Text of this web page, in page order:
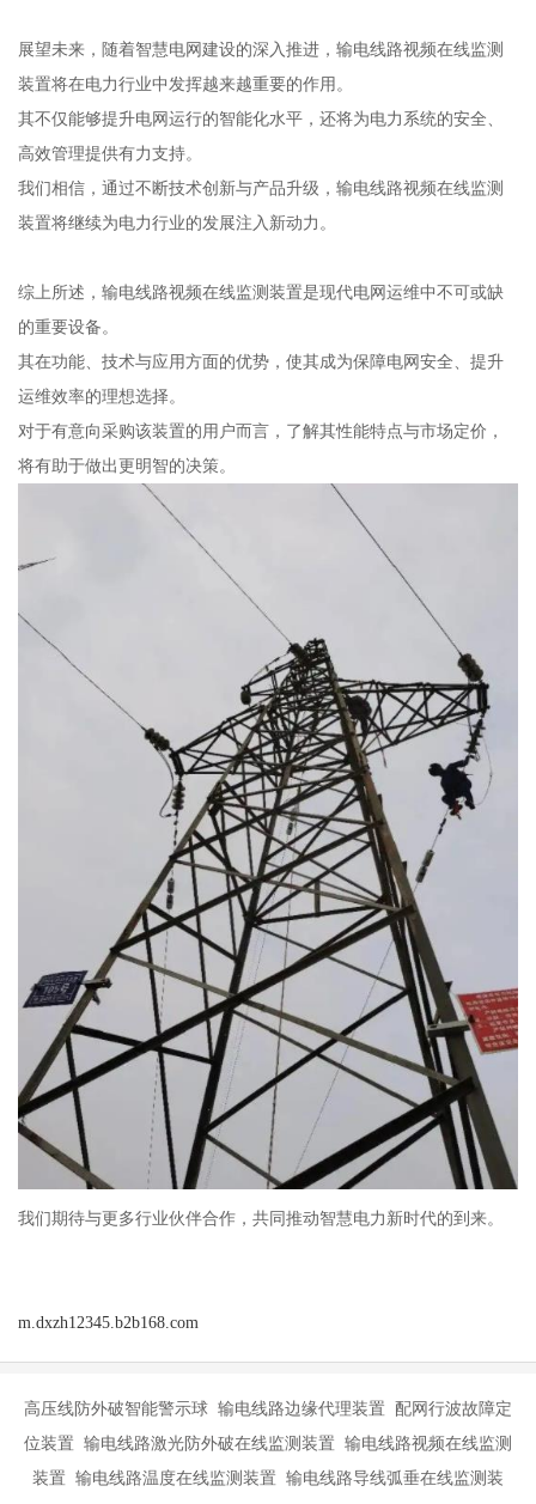
展望未来，随着智慧电网建设的深入推进，输电线路视频在线监测
装置将在电力行业中发挥越来越重要的作用。
其不仅能够提升电网运行的智能化水平，还将为电力系统的安全、
高效管理提供有力支持。
我们相信，通过不断技术创新与产品升级，输电线路视频在线监测
装置将继续为电力行业的发展注入新动力。
综上所述，输电线路视频在线监测装置是现代电网运维中不可或缺
的重要设备。
其在功能、技术与应用方面的优势，使其成为保障电网安全、提升
运维效率的理想选择。
对于有意向采购该装置的用户而言，了解其性能特点与市场定价，
将有助于做出更明智的决策。
我们期待与更多行业伙伴合作，共同推动智慧电力新时代的到来。
m.dxzh12345.b2b168.com
高压线防外破智能警示球 输电线路边缘代理装置 配网行波故障定
位装置 输电线路激光防外破在线监测装置 输电线路视频在线监测
装置 输电线路温度在线监测装置 输电线路导线弧垂在线监测装